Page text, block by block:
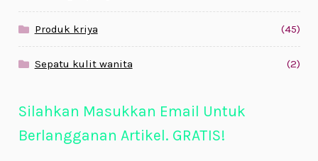
Produk kriya (45)
Sepatu kulit wanita (2)
Silahkan Masukkan Email Untuk
Berlangganan Artikel. GRATIS!